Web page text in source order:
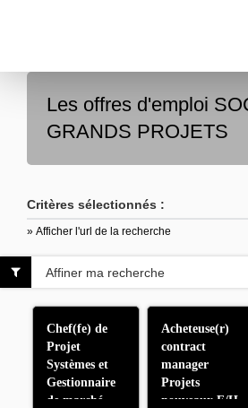
Les offres d'emploi
GRANDS PROJETS
Critères sélectionnés :
» Afficher l'url de la recherche
Chef(fe) de
Projet
Systèmes et
Gestionnaire
de marché
Acheteuse(r)
contract
manager
Projets
nouveaux F/H
Affiner ma recherche